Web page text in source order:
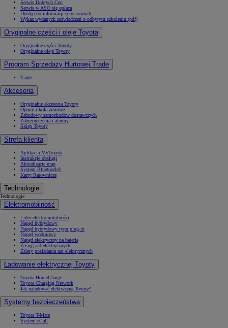
Serwis Dobrych Cen
Serwis w ASO się opłaca
Dostęp do informacji serwisowych
Wykaz wydanych zaświadczeń o odbytym szkoleniu (pdf)
Oryginalne części i oleje Toyota
Oryginalne części Toyoty
Oryginalne oleje Toyoty
Program Sprzedaży Hurtowej Trade
Trade
Akcesoria
Oryginalne akcesoria Toyoty
Opony i koła zimowe
Zabudowy samochodów dostawczych
Zabezpieczenia i alarmy
Sklep Toyoty
Strefa klienta
Aplikacja MyToyota
Instrukcje obsługi
Aktualizacja map
System Bluetooth®
Karty Ratownicze
Technologie
Technologie
Elektromobilność
Lider elektromobilności
Napęd hybrydowy
Napęd hybrydowy typu plug-in
Napęd wodorowy
Napęd elektryczny na baterię
Zasięg aut elektrycznych
Zalety posiadania aut elektrycznych
Ładowanie elektrycznej Toyoty
Toyota HomeCharge
Toyota Charging Network
Jak naładować elektryczną Toyotę?
Systemy bezpieczeństwa
Toyota T-Mate
System eCall